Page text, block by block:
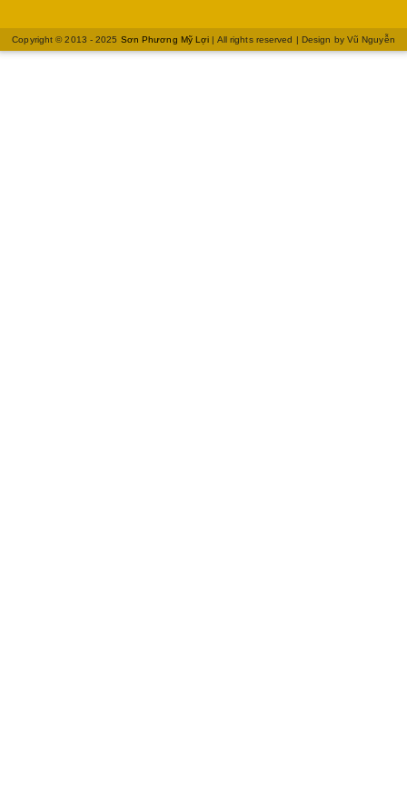
Copyright © 2013 - 2025 Sơn Phương Mỹ Lợi | All rights reserved | Design by Vũ Nguyễn